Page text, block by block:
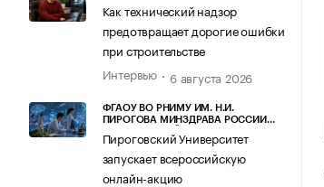
Как технический надзор
предотвращает дорогие ошибки
при строительстве
Интервью
6 августа 2026
ФГАОУ ВО РНИМУ ИМ. Н.И.
ПИРОГОВА МИНЗДРАВА РОССИИ
Пироговский Университет
запускает всероссийскую
онлайн-акцию